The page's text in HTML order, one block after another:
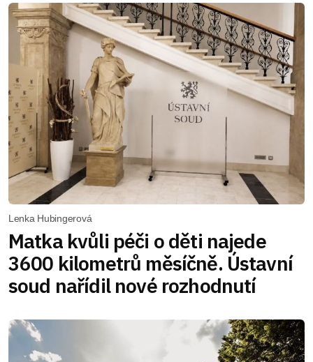
Lenka Hubingerová
Matka kvůli péči o děti najede
3600 kilometrů měsíčně. Ústavní
soud nařídil nové rozhodnutí